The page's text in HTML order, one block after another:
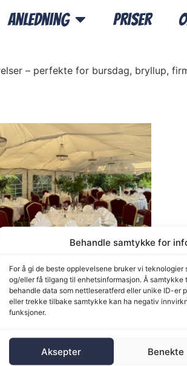
Behandle samtykke for
For å gi de beste opplevelsene bruker vi
og/eller få tilgang til enhetsinformasjon. Å
behandle data som nettleseratferd eller unike ID-er
eller trekke tilbake samtykke kan ha negativ
funksjoner.
Aksepter Benekte
Anledning Priser
– perfekte for bursdag, bryllup,
Partytelt 5×8 Meter
2500,00
Legg i handlekurv